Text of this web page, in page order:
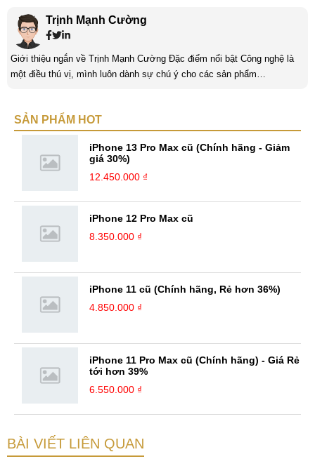
Trịnh Mạnh Cường
Giới thiệu ngắn về Trịnh Mạnh Cường Đặc điểm nổi bật Công nghệ là
một điều thú vị, mình luôn dành sự chú ý cho các sản phẩm
hiểu biết mới mẻ và thú vị. Tinh thần tự giác và sự chuyên nghiệp là
SẢN PHẨM HOT
iPhone 13 Pro Max cũ (Chính hãng - Giảm
giá 30%)
12.450.000 ₫
iPhone 12 Pro Max cũ
8.350.000 ₫
iPhone 11 cũ (Chính hãng, Rẻ hơn 36%)
4.850.000 ₫
iPhone 11 Pro Max cũ (Chính hãng) - Giá Rẻ
tới hơn 39%
6.550.000 ₫
BÀI VIẾT LIÊN QUAN